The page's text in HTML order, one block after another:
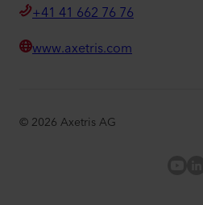
+41 41 662 76 76
www.axetris.com
© 2026 Axetris AG